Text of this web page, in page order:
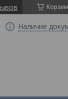
Наличие